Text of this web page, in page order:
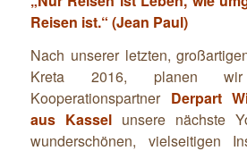
Reisen ist.“ (Jean Paul)
Nach unserer letzten,
Kreta 2016, planen
Kooperationspartner Derpart
aus Kasselunsere nächste
wunderschönen, vielseitigen